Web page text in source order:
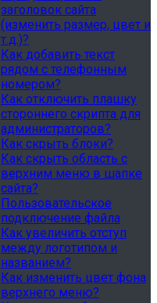
заголовок сайта
(изменить размер, цвет и
т.д.)?
Как добавить текст
рядом с телефонным
номером?
Как отключить плашку
стороннего скрипта для
администраторов?
Как скрыть блоки?
Как скрыть область с
верхним меню в шапке
сайта?
Пользовательское
подключение файла
Как увеличить отступ
между логотипом и
названием?
Как изменить цвет фона
верхнего меню?